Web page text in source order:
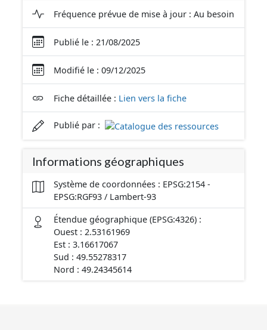
Fréquence prévue de mise à jour : Au besoin
Publié le : 21/08/2025
Modifié le : 09/12/2025
Fiche détaillée : Lien vers la fiche
Publié par :
Informations géographiques
Système de coordonnées : EPSG:2154 -
EPSG:RGF93 / Lambert-93
Étendue géographique (EPSG:4326) :
Ouest : 2.53161969
Est : 3.16617067
Sud : 49.55278317
Nord : 49.24345614